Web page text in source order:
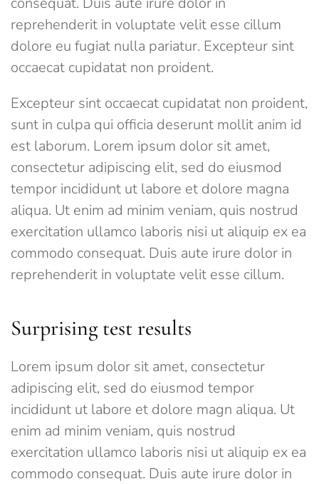
reprehenderit in voluptate velit esse cillum
dolore eu fugiat nulla pariatur. Excepteur sint
occaecat cupidatat non proident.
Excepteur sint occaecat cupidatat non proident,
sunt in culpa qui officia deserunt mollit anim id
est laborum. Lorem ipsum dolor sit amet,
consectetur adipiscing elit, sed do eiusmod
tempor incididunt ut labore et dolore magna
aliqua. Ut enim ad minim veniam, quis nostrud
exercitation ullamco laboris nisi ut aliquip ex ea
commodo consequat. Duis aute irure dolor in
reprehenderit in voluptate velit esse cillum.
Surprising test results
Lorem ipsum dolor sit amet, consectetur
adipiscing elit, sed do eiusmod tempor
incididunt ut labore et dolore magn aliqua. Ut
enim ad minim veniam, quis nostrud
exercitation ullamco laboris nisi ut aliquip ex ea
commodo consequat. Duis aute irure dolor in